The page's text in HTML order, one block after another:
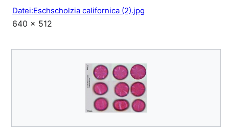
Datei:Eschscholzia californica (2).jpg
640 × 512